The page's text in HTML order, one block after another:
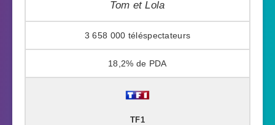
Tom et Lola
3 658 000
18,2%
TF1